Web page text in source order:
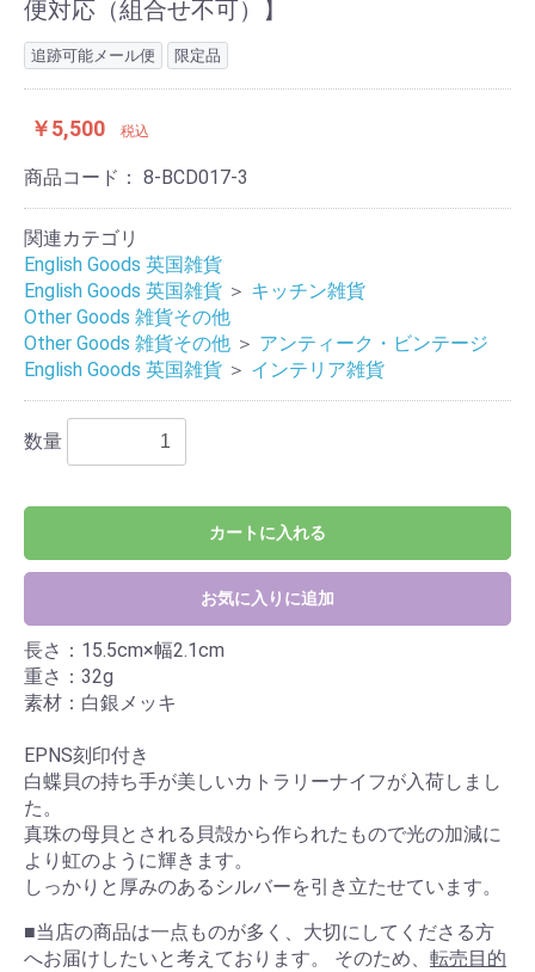
便対応（組合せ不可）】
追跡可能メール便 限定品
￥5,500 税込
商品コード： 8-BCD017-3
関連カテゴリ
English Goods 英国雑貨
English Goods 英国雑貨 ＞ キッチン雑貨
Other Goods 雑貨その他
Other Goods 雑貨その他 ＞ アンティーク・ビンテージ
English Goods 英国雑貨 ＞ インテリア雑貨
数量
カートに入れる
お気に入りに追加
長さ：15.5cm×幅2.1cm
重さ：32g
素材：白銀メッキ
EPNS刻印付き
白蝶貝の持ち手が美しいカトラリーナイフが入荷しまし
た。
真珠の母貝とされる貝殻から作られたもので光の加減に
より虹のように輝きます。
しっかりと厚みのあるシルバーを引き立たせています。
■当店の商品は一点ものが多く、大切にしてくださる方
へお届けしたいと考えております。 そのため、 転売目的